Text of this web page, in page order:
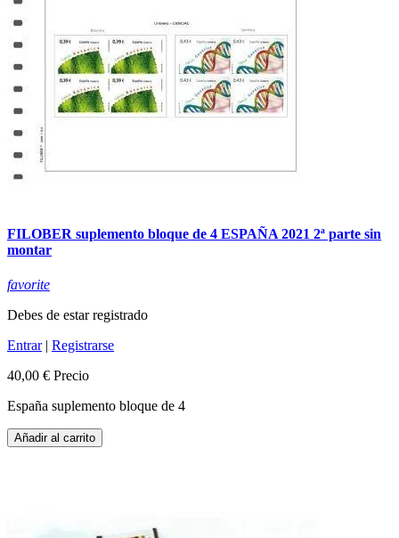
FILOBER suplemento bloque de 4 ESPAÑA 2021 2ª parte sin
montar
favorite
Debes de estar registrado
Entrar| Registrarse
40,00 € Precio
España suplemento bloque de 4
Añadir al carrito